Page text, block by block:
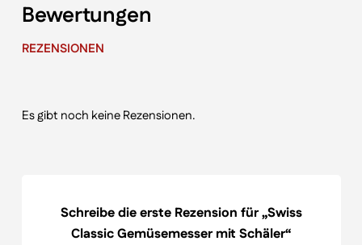
Bewertungen
REZENSIONEN
Es gibt noch keine Rezensionen.
Schreibe die erste Rezension für „Swiss
Classic Gemüsemesser mit Schäler“